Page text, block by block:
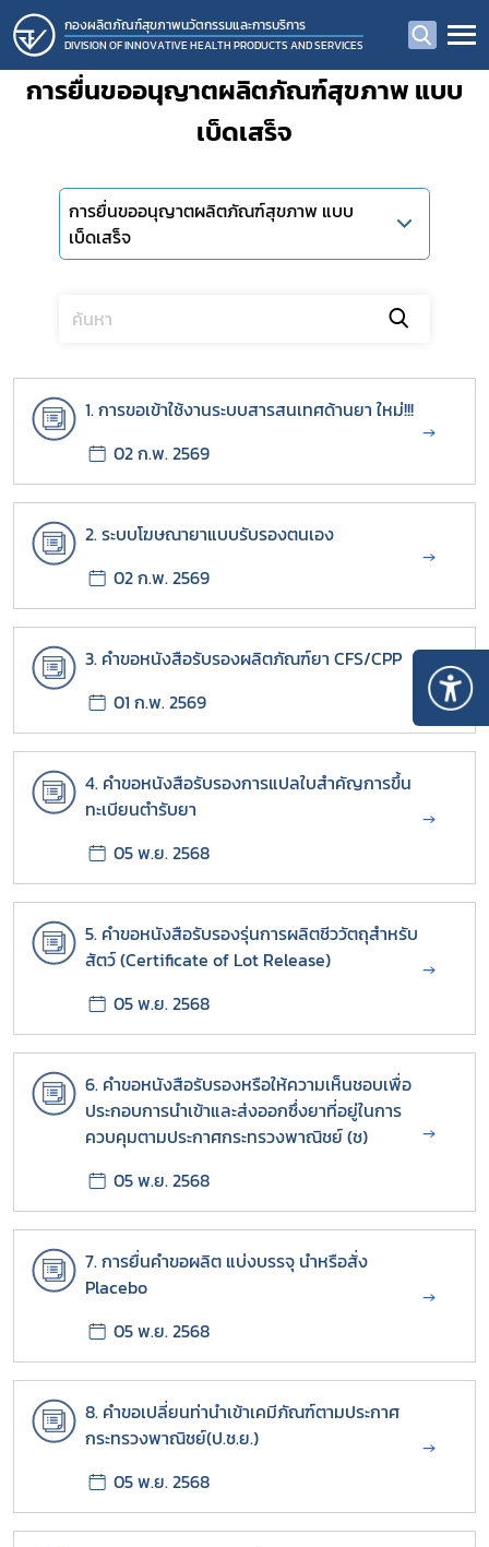
กองผลิตภัณฑ์สุขภาพนวัตกรรมและการบริการ
DIVISION OF INNOVATIVE HEALTH PRODUCTS AND SERVICES
การยื่นขออนุญาตผลิตภัณฑ์สุขภาพ แบบ
เบ็ดเสร็จ
การยื่นขออนุญาตผลิตภัณฑ์สุขภาพ แบบ
เบ็ดเสร็จ
1. การขอเข้าใช้งานระบบสารสนเทศด้านยา ใหม่!!!
02 ก.พ. 2569
→
2. ระบบโฆษณายาแบบรับรองตนเอง
02 ก.พ. 2569
→
3. คำขอหนังสือรับรองผลิตภัณฑ์ยา CFS/CPP
01 ก.พ. 2569
→
4. คำขอหนังสือรับรองการแปลใบสำคัญการขึ้น
ทะเบียนตำรับยา
05 พ.ย. 2568
→
5. คำขอหนังสือรับรองรุ่นการผลิตชีววัตถุสำหรับ
สัตว์ (Certificate of Lot Release)
05 พ.ย. 2568
→
6. คำขอหนังสือรับรองหรือให้ความเห็นชอบเพื่อ
ประกอบการนำเข้าและส่งออกซึ่งยาที่อยู่ในการ
ควบคุมตามประกาศกระทรวงพาณิชย์ (ช)
05 พ.ย. 2568
→
7. การยื่นคำขอผลิต แบ่งบรรจุ นำหรือสั่ง
Placebo
05 พ.ย. 2568
→
8. คำขอเปลี่ยนท่านำเข้าเคมีภัณฑ์ตามประกาศ
กระทรวงพาณิชย์(ป.ช.ย.)
05 พ.ย. 2568
→
Subscribe
เลือกหัวข้อที่ท่านต้องการ Subscribe
OSSC
ทดสอบ 1
ทดสอบ 2